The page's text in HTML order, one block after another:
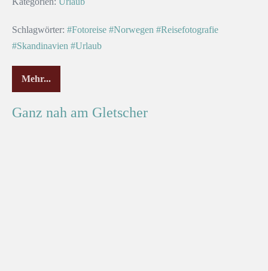
Schlagwörter: #Fotoreise #Norwegen #Reisefotografie
#Skandinavien #Urlaub
Mehr...
Ganz nah am Gletscher